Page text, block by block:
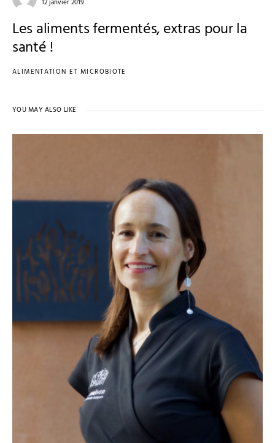
12 janvier 2019
Les aliments fermentés, extras pour la
santé !
ALIMENTATION ET MICROBIOTE
YOU MAY ALSO LIKE